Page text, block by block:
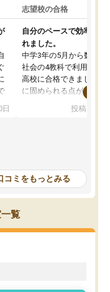
志望校の合格
自分のペースで効率よく
れました。
中学3年の5月から数学・
社会の4教科で利用し、
高校に合格できました。
に固められる点が魅力で
項目のおかげで、手軽
元数が可視化されるので
しながら意欲的に取り組
常に効果を実感している
すめできる塾です。
投稿日：
コミをもっとみる
覧